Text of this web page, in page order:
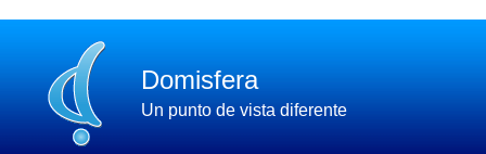
Domisfera
Un punto de vista diferente